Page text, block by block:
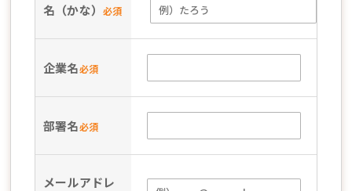
名（かな）必須
企業名必須
部署名必須
メールアドレ